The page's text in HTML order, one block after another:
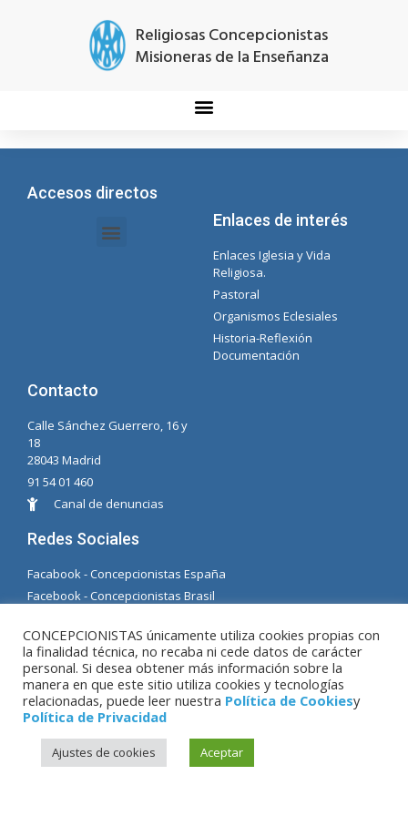
Religiosas Concepcionistas
Misioneras de la Enseñanza
Accesos directos
Enlaces de interés
Enlaces Iglesia y Vida
Religiosa.
Pastoral
Organismos Eclesiales
Historia-Reflexión
Documentación
Contacto
Calle Sánchez Guerrero, 16 y
18
28043 Madrid
91 54 01 460
Canal de denuncias
Redes Sociales
Facabook - Concepcionistas España
Facebook - Concepcionistas Brasil
© Copyright MM. Concepcionistas. Desarrollado
por LC. S.L.
Aviso Legal|Política de Privacidad |Política de
CONCEPCIONISTAS únicamente utiliza cookies propias con
la finalidad técnica, no recaba ni cede datos de carácter
personal. Si desea obtener más información sobre la
manera en que este sitio utiliza cookies y tecnologías
relacionadas, puede leer nuestra Política de Cookiesy
Política de Privacidad
Ajustes de cookies Aceptar